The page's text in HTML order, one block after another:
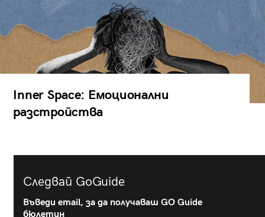
Inner Space: Емоционални
разстройства
Следвай GoGuide
Въведи email, за да получаваш GO Guide
бюлетин